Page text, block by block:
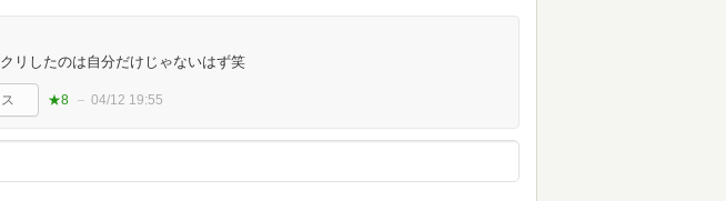
リしたのは自分だけじゃないはず笑
★8 04/12 19:55